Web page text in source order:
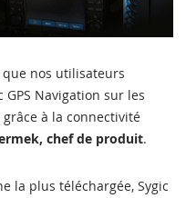
nos utilisateurs
Navigation sur les
à la connectivité
chef de produit.
la plus téléchargée, Sygic